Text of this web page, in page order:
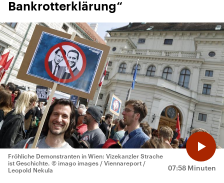
Bankrotterklärung“
07:58 Minuten
Fröhliche Demonstranten in Wien: Vizekanzler Strache
ist Geschichte. © imago images / Viennareport /
Leopold Nekula